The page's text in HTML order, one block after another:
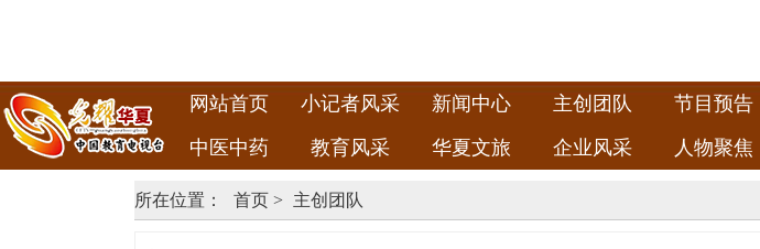
网站首页 小记者风采 新闻中心 主创团队 节目预告
中医中药
教育风采 华夏文旅 企业风采 人物聚焦
所在位置： 首页 > 主创团队